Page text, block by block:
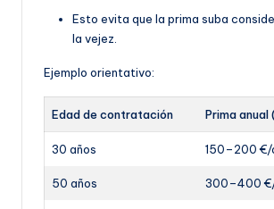
Esto evita que la prima suba
la vejez.
Ejemplo orientativo:
Edad de contratación Prima
30 años 150–200 €/
50 años 300–400